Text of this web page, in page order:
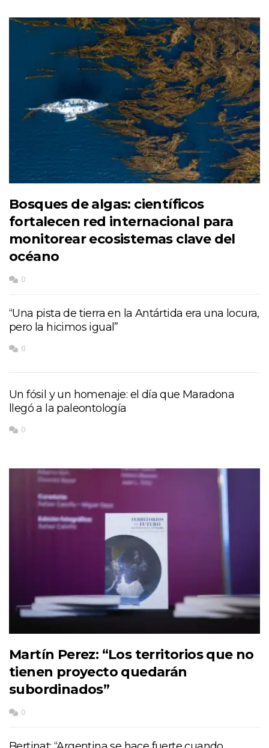
Bosques de algas: científicos
fortalecen red internacional para
monitorear ecosistemas clave del
océano
0
“Una pista de tierra en la Antártida era una locura,
pero la hicimos igual”
0
Un fósil y un homenaje: el día que Maradona
llegó a la paleontología
0
Martín Perez: “Los territorios que no
tienen proyecto quedarán
subordinados”
0